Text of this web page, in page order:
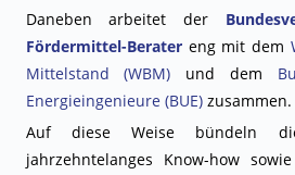
Daneben arbeitet der
Fördermittel-Beratereng mit dem
Mittelstand (WBM) und dem
Energieingenieure (BUE)zusammen.
Auf diese Weise bündeln
jahrzehntelanges Know-how